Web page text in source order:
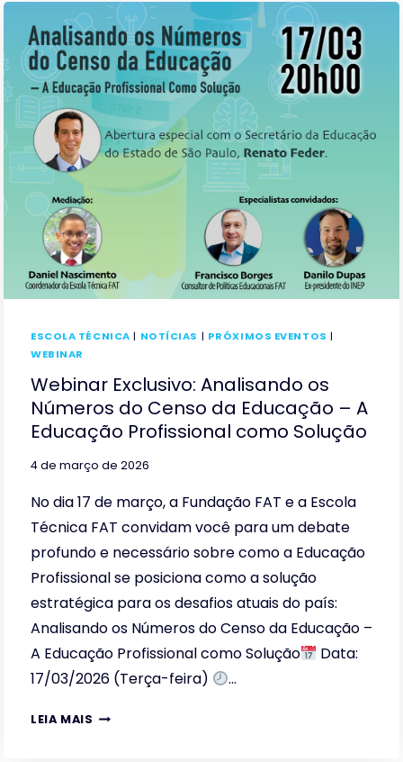
ESCOLA TÉCNICA | NOTÍCIAS | PRÓXIMOS EVENTOS |
WEBINAR
Webinar Exclusivo: Analisando os
Números do Censo da Educação – A
Educação Profissional como Solução
4 de março de 2026
No dia 17 de março, a Fundação FAT e a Escola
Técnica FAT convidam você para um debate
profundo e necessário sobre como a Educação
Profissional se posiciona como a solução
estratégica para os desafios atuais do país:
Analisando os Números do Censo da Educação –
A Educação Profissional como Solução
Data:
17/03/2026 (Terça-feira)
…
LEIA MAIS WEBINAR